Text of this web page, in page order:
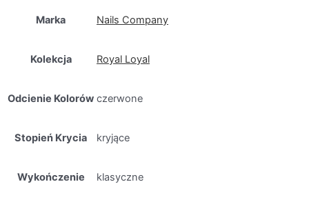
Marka Nails Company
Kolekcja Royal Loyal
Odcienie Kolorów czerwone
Stopień Krycia kryjące
Wykończenie klasyczne